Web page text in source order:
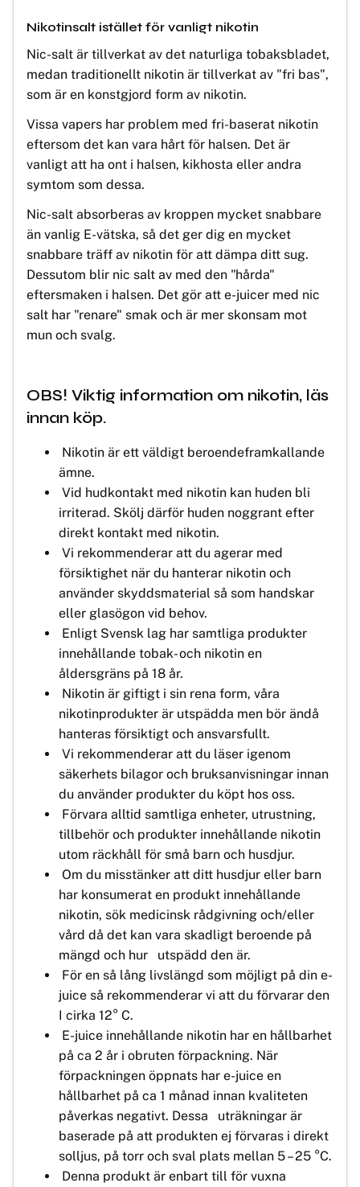
Nikotinsalt istället för vanligt nikotin
Nic-salt är tillverkat av det naturliga tobaksbladet,
medan traditionellt nikotin är tillverkat av "fri bas",
som är en konstgjord form av nikotin.
Vissa vapers har problem med fri-baserat nikotin
eftersom det kan vara hårt för halsen. Det är
vanligt att ha ont i halsen, kikhosta eller andra
symtom som dessa.
Nic-salt absorberas av kroppen mycket snabbare
än vanlig E-vätska, så det ger dig en mycket
snabbare träff av nikotin för att dämpa ditt sug.
Dessutom blir nic salt av med den "hårda"
eftersmaken i halsen. Det gör att e-juicer med nic
salt har "renare" smak och är mer skonsam mot
mun och svalg.
OBS! Viktig information om nikotin, läs
innan köp.
Nikotin är ett väldigt beroendeframkallande
ämne.
Vid hudkontakt med nikotin kan huden bli
irriterad. Skölj därför huden noggrant efter
direkt kontakt med nikotin.
Vi rekommenderar att du agerar med
försiktighet när du hanterar nikotin och
använder skyddsmaterial så som handskar
eller glasögon vid behov.
Enligt Svensk lag har samtliga produkter
innehållande tobak- och nikotin en
åldersgräns på 18 år.
Nikotin är giftigt i sin rena form, våra
nikotinprodukter är utspädda men bör ändå
hanteras försiktigt och ansvarsfullt.
Vi rekommenderar att du läser igenom
säkerhets bilagor och bruksanvisningar innan
du använder produkter du köpt hos oss.
Förvara alltid samtliga enheter, utrustning,
tillbehör och produkter innehållande nikotin
utom räckhåll för små barn och husdjur.
Om du misstänker att ditt husdjur eller barn
har konsumerat en produkt innehållande
nikotin, sök medicinsk rådgivning och/eller
vård då det kan vara skadligt beroende på
mängd och hur utspädd den är.
För en så lång livslängd som möjligt på din e-
juice så rekommenderar vi att du förvarar den
I cirka 12° C.
E-juice innehållande nikotin har en hållbarhet
på ca 2 år i obruten förpackning. När
förpackningen öppnats har e-juice en
hållbarhet på ca 1 månad innan kvaliteten
påverkas negativt. Dessa uträkningar är
baserade på att produkten ej förvaras i direkt
solljus, på torr och sval plats mellan 5 – 25 °C.
Denna produkt är enbart till för vuxna